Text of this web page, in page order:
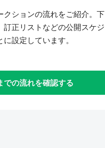
クションの流れをご紹介。下
訂正リストなどの公開スケジ
設定しています。
での流れを確認する